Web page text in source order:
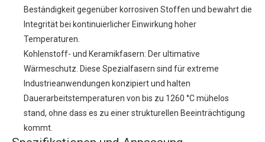
Beständigkeit gegenüber korrosiven Stoffen und bewahrt die
Integrität bei kontinuierlicher Einwirkung hoher
Temperaturen.
Kohlenstoff- und Keramikfasern: Der ultimative
Wärmeschutz. Diese Spezialfasern sind für extreme
Industrieanwendungen konzipiert und halten
Dauerarbeitstemperaturen von bis zu 1260 °C mühelos
stand, ohne dass es zu einer strukturellen Beeinträchtigung
kommt.